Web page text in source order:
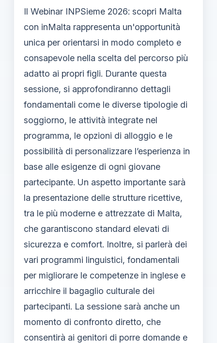
Il Webinar INPSieme 2026: scopri Malta
con inMalta rappresenta un'opportunità
unica per orientarsi in modo completo e
consapevole nella scelta del percorso più
adatto ai propri figli. Durante questa
sessione, si approfondiranno dettagli
fondamentali come le diverse tipologie di
soggiorno, le attività integrate nel
programma, le opzioni di alloggio e le
possibilità di personalizzare l’esperienza in
base alle esigenze di ogni giovane
partecipante. Un aspetto importante sarà
la presentazione delle strutture ricettive,
tra le più moderne e attrezzate di Malta,
che garantiscono standard elevati di
sicurezza e comfort. Inoltre, si parlerà dei
vari programmi linguistici, fondamentali
per migliorare le competenze in inglese e
arricchire il bagaglio culturale dei
partecipanti. La sessione sarà anche un
momento di confronto diretto, che
consentirà ai genitori di porre domande e